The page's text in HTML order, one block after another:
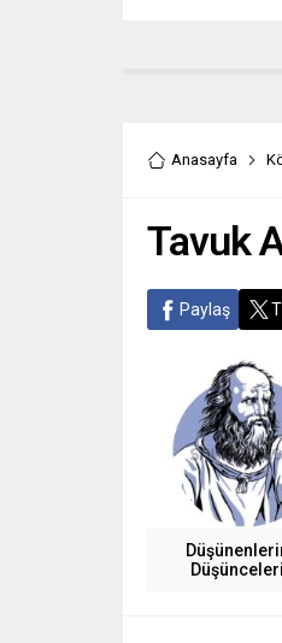
Anasayfa
Tavuk
Paylaş
Düşünceleri